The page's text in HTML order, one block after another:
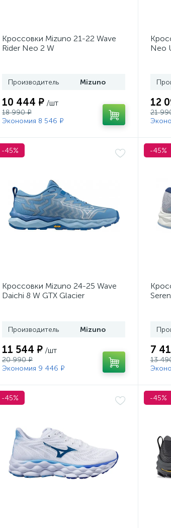
Кроссовки Mizuno 21-22 Wave
Rider Neo 2 W
Производитель Mizuno
10 444 ₽ /шт
18 990 ₽
Экономия 8 546 ₽
Neo
12
21
-45%
Кроссовки Mizuno 24-25 Wave
Daichi 8 W GTX Glacier
Производитель Mizuno
11 544 ₽ /шт
20 990 ₽
Экономия 9 446 ₽
-45%
7
13
-45% -45%